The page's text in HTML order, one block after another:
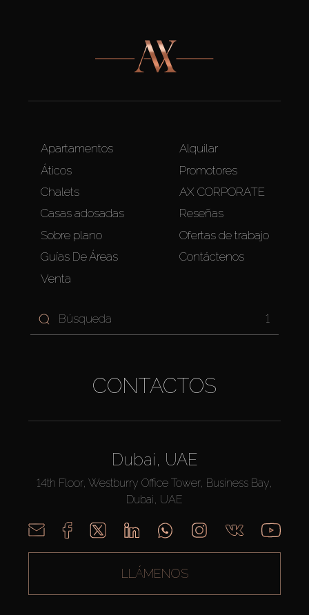
Apartamentos
Áticos
Chalets
Casas adosadas
Sobre plano
Guías De Áreas
Venta
Alquilar
Promotores
AX CORPORATE
Reseñas
Ofertas de trabajo
Contáctenos
1
CONTACTOS
Dubai, UAE
14th Floor, Westburry Office Tower, Business Bay,
Dubai, UAE
LLÁMENOS